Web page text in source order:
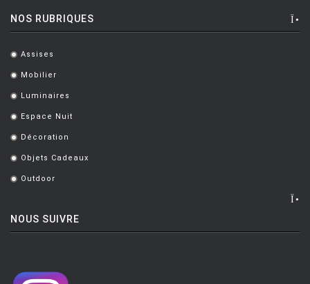
NOS RUBRIQUES
. Assises
. Mobilier
. Luminaires
. Espace Nuit
. Décoration
. Objets Cadeaux
. Outdoor
NOUS SUIVRE